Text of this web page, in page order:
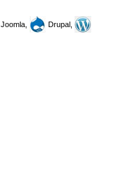
Joomla,
Drupal,